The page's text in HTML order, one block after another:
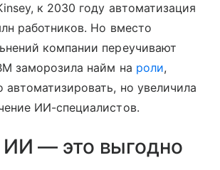
к 2030 году автоматизация
работников. Но вместо
компании переучивают
заморозила найм на роли,
но увеличила
ИИ-специалистов.
— это выгодно